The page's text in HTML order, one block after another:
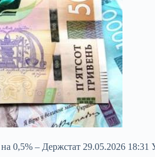
на 0,5% – Держстат 29.05.2026